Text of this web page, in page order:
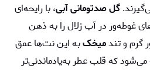
گل صدتومانی آبی، با رایحه‌ای
در آب زلال را به ذهن
گرم و تندمیخکبه این نت‌ها عمق
که قلب عطر به‌یادماندنی‌تر